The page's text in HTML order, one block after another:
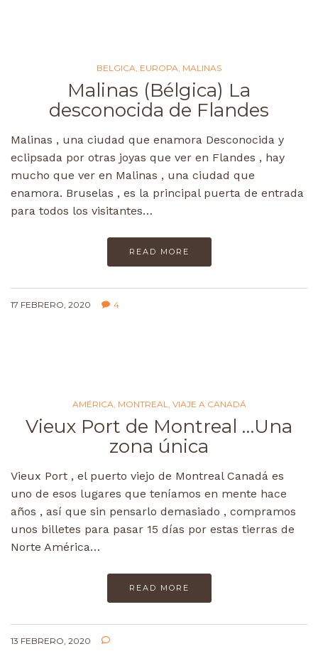
BELGICA EUROPA MALINAS
Malinas (Bélgica) La
desconocida de Flandes
Malinas , una ciudad que enamora Desconocida y
eclipsada por otras joyas que ver en Flandes , hay
mucho que ver en Malinas , una ciudad que
enamora. Bruselas , es la principal puerta de entrada
para todos los visitantes…
READ MORE
17 FEBRERO, 2020 4
AMÉRICA MONTREAL VIAJE A CANADÁ
Vieux Port de Montreal …Una
zona única
Vieux Port , el puerto viejo de Montreal Canadá es
uno de esos lugares que teníamos en mente hace
años , así que sin pensarlo demasiado , compramos
unos billetes para pasar 15 días por estas tierras de
Norte América…
READ MORE
13 FEBRERO, 2020